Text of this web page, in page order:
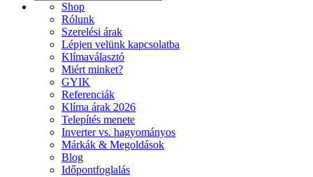
Shop
Rólunk
Szerelési árak
Lépjen velünk kapcsolatba
Klímaválasztó
Miért minket?
GYIK
Referenciák
Klíma árak 2026
Telepítés menete
Inverter vs. hagyományos
Márkák & Megoldások
Blog
Időpontfoglalás